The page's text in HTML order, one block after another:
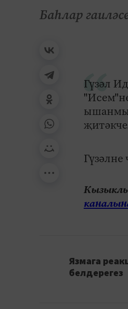
Баһлар
Гүзәл
Язмага
белдерегез